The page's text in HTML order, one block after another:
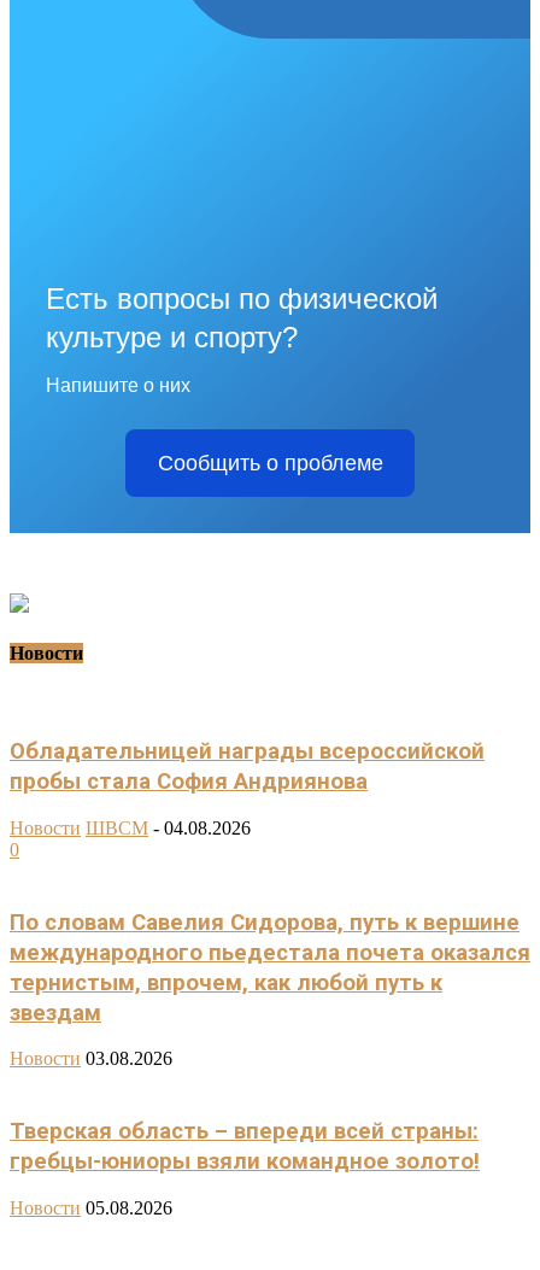
Есть вопросы по физической
культуре и спорту?
Напишите о них
Сообщить о проблеме
Новости
Обладательницей награды всероссийской
пробы стала София Андриянова
Новости ШВСМ - 04.08.2026
0
По словам Савелия Сидорова, путь к вершине
международного пьедестала почета оказался
тернистым, впрочем, как любой путь к
звездам
Новости 03.08.2026
Тверская область – впереди всей страны:
гребцы-юниоры взяли командное золото!
Новости 05.08.2026